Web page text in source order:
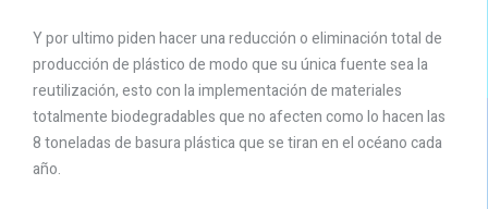
Y por ultimo piden hacer una reducción o eliminación total de
producción de plástico de modo que su única fuente sea la
reutilización, esto con la implementación de materiales
totalmente biodegradables que no afecten como lo hacen las
8 toneladas de basura plástica que se tiran en el océano cada
año.